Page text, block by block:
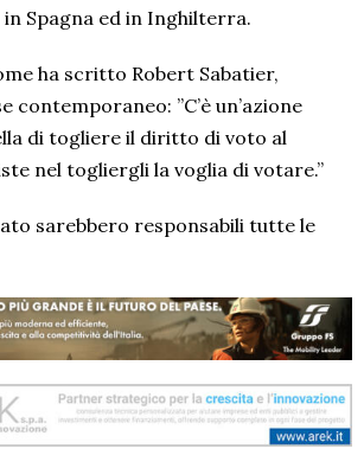
Spagna ed in Inghilterra.
ha scritto Robert Sabatier,
”C’è un’azione
di togliere il diritto di voto al
nel togliergli la voglia di votare.”
sarebbero responsabili tutte le